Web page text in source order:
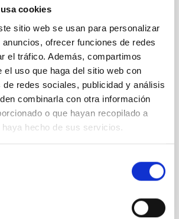
cookies
sitio web se usan para personalizar
ofrecer funciones de redes
el tráfico. Además, compartimos
el uso que haga del sitio web con
de redes sociales, publicidad y análisis
combinarla con otra información
o que hayan recopilado a
hecho de sus servicios.
en la red cósmica de
valiosa sobre la formación de
diferentes épocas de la evolución del
son excelentes lugares para
la evolución de las galaxias en
a los nuevos datos del cartografiado
Survey (SDSS), hemos podido
conocimiento acerca de los
encima del rango de
al rojo z=0.4. Usando